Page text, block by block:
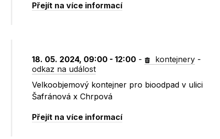
Přejít na více informací
18. 05. 2024, 09:00 - 12:00 - kontejnery -
odkaz na událost
Velkoobjemový kontejner pro bioodpad v ulici
Šafránová x Chrpová
Přejít na více informací